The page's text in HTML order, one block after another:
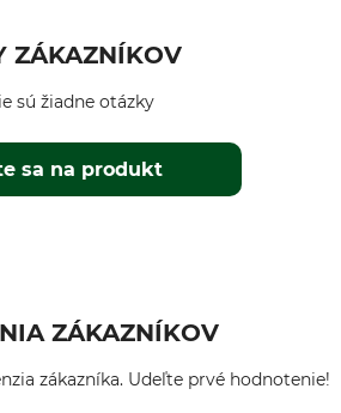
ZÁKAZNÍKOV
sa na produkt
sú žiadne otázky
ZÁKAZNÍKOV
zákazníka. Udeľte prvé hodnotenie!